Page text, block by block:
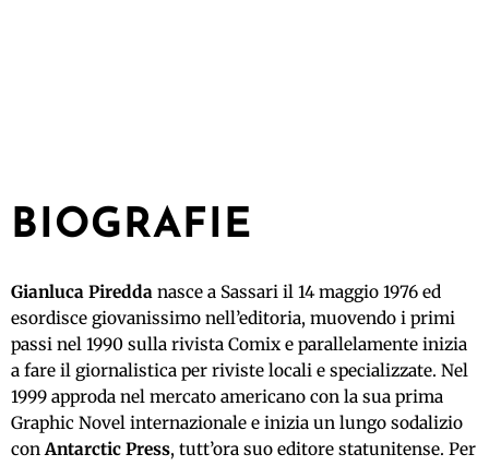
BIOGRAFIE
Gianluca Piredda nasce a Sassari il 14 maggio 1976 ed
esordisce giovanissimo nell’editoria, muovendo i primi
passi nel 1990 sulla rivista Comix e parallelamente inizia
a fare il giornalistica per riviste locali e specializzate. Nel
1999 approda nel mercato americano con la sua prima
Graphic Novel internazionale e inizia un lungo sodalizio
con Antarctic Press, tutt’ora suo editore statunitense. Per